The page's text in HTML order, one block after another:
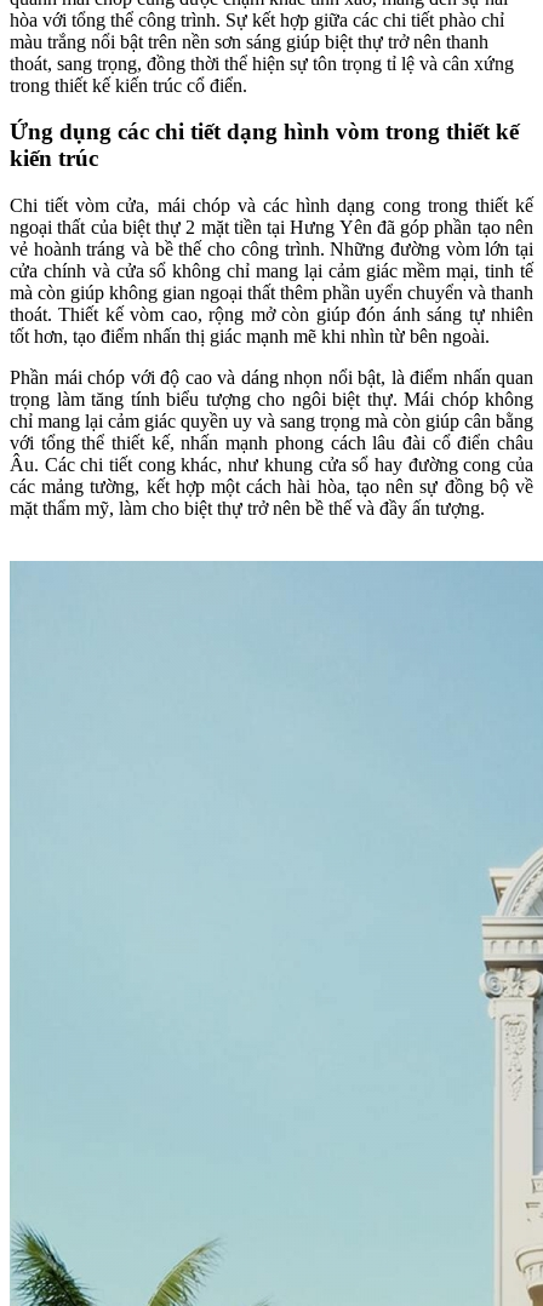
hòa với tổng thể công trình. Sự kết hợp giữa các chi tiết phào chỉ
màu trắng nổi bật trên nền sơn sáng giúp biệt thự trở nên thanh
thoát, sang trọng, đồng thời thể hiện sự tôn trọng tỉ lệ và cân xứng
trong thiết kế kiến trúc cổ điển.
Ứng dụng các chi tiết dạng hình vòm trong thiết kế
kiến trúc
Chi tiết vòm cửa, mái chóp và các hình dạng cong trong thiết kế
ngoại thất của biệt thự 2 mặt tiền tại Hưng Yên đã góp phần tạo nên
vẻ hoành tráng và bề thế cho công trình. Những đường vòm lớn tại
cửa chính và cửa sổ không chỉ mang lại cảm giác mềm mại, tinh tế
mà còn giúp không gian ngoại thất thêm phần uyển chuyển và thanh
thoát. Thiết kế vòm cao, rộng mở còn giúp đón ánh sáng tự nhiên
tốt hơn, tạo điểm nhấn thị giác mạnh mẽ khi nhìn từ bên ngoài.
Phần mái chóp với độ cao và dáng nhọn nổi bật, là điểm nhấn quan
trọng làm tăng tính biểu tượng cho ngôi biệt thự. Mái chóp không
chỉ mang lại cảm giác quyền uy và sang trọng mà còn giúp cân bằng
với tổng thể thiết kế, nhấn mạnh phong cách lâu đài cổ điển châu
Âu. Các chi tiết cong khác, như khung cửa sổ hay đường cong của
các mảng tường, kết hợp một cách hài hòa, tạo nên sự đồng bộ về
mặt thẩm mỹ, làm cho biệt thự trở nên bề thế và đầy ấn tượng.